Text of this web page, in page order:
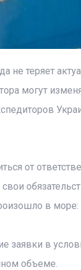
не теряет
могут
от
в
заявки в
объеме.